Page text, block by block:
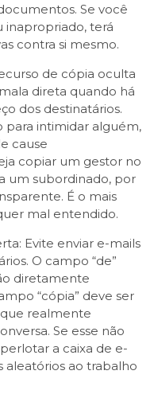
Se você
inapropriado, terá
contra si mesmo.
de cópia oculta
direta quando há
dos destinatários.
para intimidar alguém,
cause
copiar um gestor no
um subordinado, por
É o mais
mal entendido.
Evite enviar e-mails
O campo “de”
diretamente
“cópia” deve ser
que realmente
Se esse não
a caixa de e-
aleatórios ao trabalho